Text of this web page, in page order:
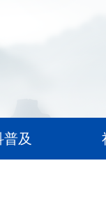
及